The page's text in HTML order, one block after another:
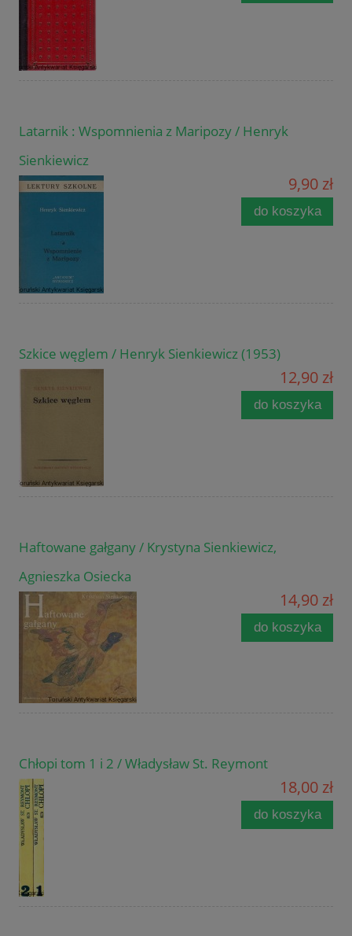
Latarnik : Wspomnienia z Maripozy / Henryk
Sienkiewicz
9,90 zł
do koszyka
Szkice węglem / Henryk Sienkiewicz (1953)
12,90 zł
do koszyka
Haftowane gałgany / Krystyna Sienkiewicz,
Agnieszka Osiecka
14,90 zł
do koszyka
Chłopi tom 1 i 2 / Władysław St. Reymont
18,00 zł
do koszyka